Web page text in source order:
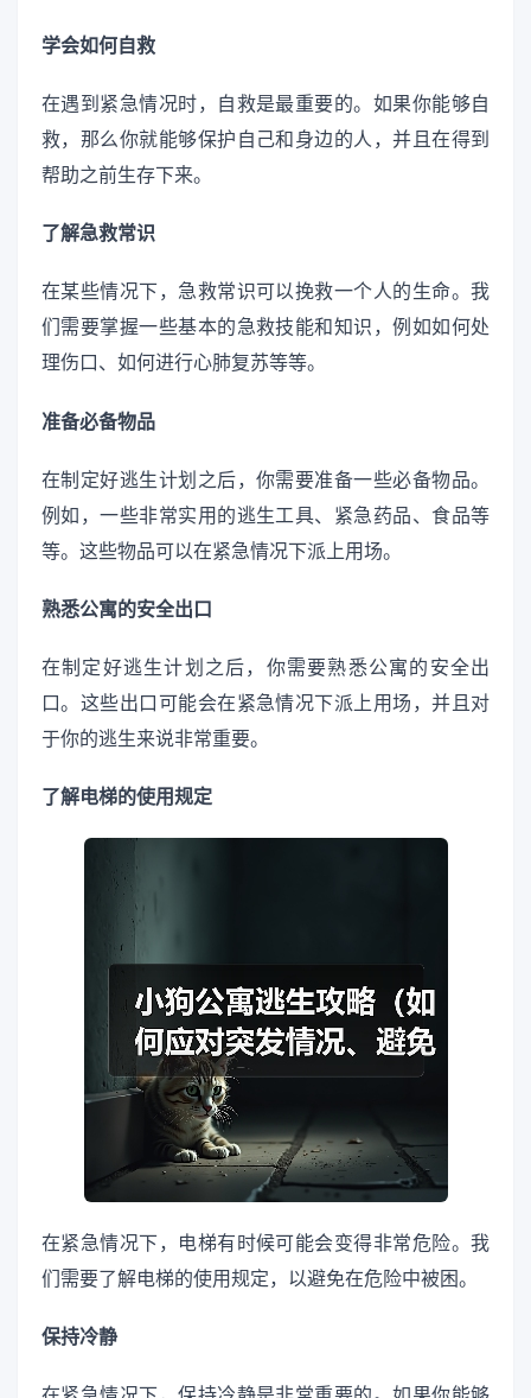
学会如何自救
在遇到紧急情况时，自救是最重要的。如果你能够自
救，那么你就能够保护自己和身边的人，并且在得到
帮助之前生存下来。
了解急救常识
在某些情况下，急救常识可以挽救一个人的生命。我
们需要掌握一些基本的急救技能和知识，例如如何处
理伤口、如何进行心肺复苏等等。
准备必备物品
在制定好逃生计划之后，你需要准备一些必备物品。
例如，一些非常实用的逃生工具、紧急药品、食品等
等。这些物品可以在紧急情况下派上用场。
熟悉公寓的安全出口
在制定好逃生计划之后，你需要熟悉公寓的安全出
口。这些出口可能会在紧急情况下派上用场，并且对
于你的逃生来说非常重要。
了解电梯的使用规定
在紧急情况下，电梯有时候可能会变得非常危险。我
们需要了解电梯的使用规定，以避免在危险中被困。
保持冷静